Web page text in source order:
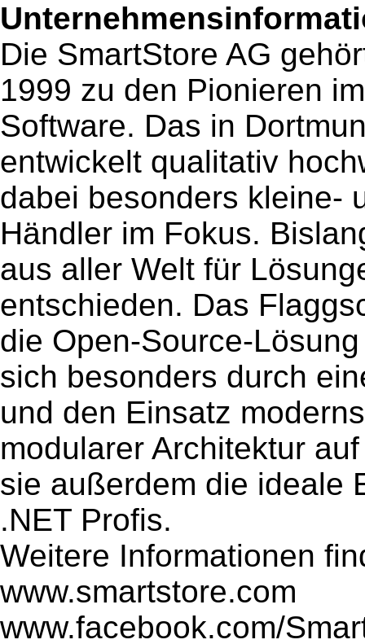
Die SmartStore AG
1999 zu den Pionieren
Software. Das in
entwickelt qualitativ
dabei besonders kleine-
Händler im Fokus.
aus aller Welt für
entschieden. Das
die Open-Source-
sich besonders durch
und den Einsatz
modularer Architektur
sie außerdem die ideale
.NET Profis.
Weitere Informationen
www.smartstore.com
www.facebook.com/